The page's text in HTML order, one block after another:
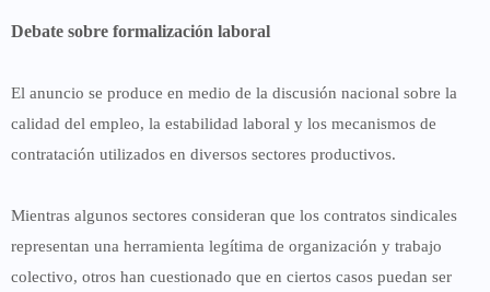
Debate sobre formalización laboral
El anuncio se produce en medio de la discusión nacional sobre la
calidad del empleo, la estabilidad laboral y los mecanismos de
contratación utilizados en diversos sectores productivos.
Mientras algunos sectores consideran que los contratos sindicales
representan una herramienta legítima de organización y trabajo
colectivo, otros han cuestionado que en ciertos casos puedan ser